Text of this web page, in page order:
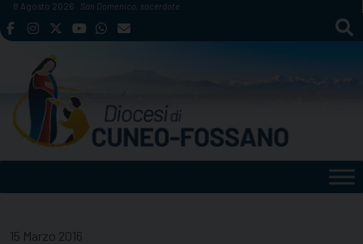
Skip
to
8 Agosto 2026 San Domenico, sacerdote
15 Marzo 2016